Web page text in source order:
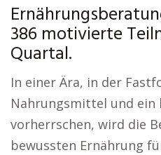
386 motivierte
Quartal.
In einer Ära, in der
Nahrungsmittel und ein
vorherrschen, wird die
bewussten Ernährung